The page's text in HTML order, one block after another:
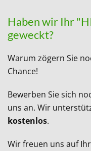
Haben wir Ihr
geweckt?
Warum zögern Sie
Chance!
Bewerben Sie sich
uns an. Wir
kostenlos.
Wir freuen uns auf